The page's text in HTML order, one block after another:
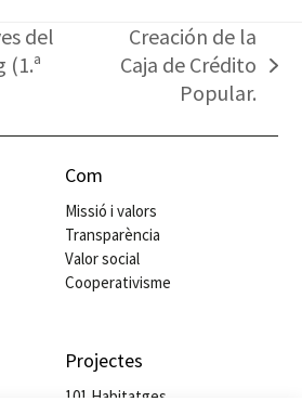
del
(1.ª
next
Creación de la
Caja de Crédito
Popular.
Com
Missió i valors
Transparència
Valor social
Cooperativisme
Projectes
101 Habitatges